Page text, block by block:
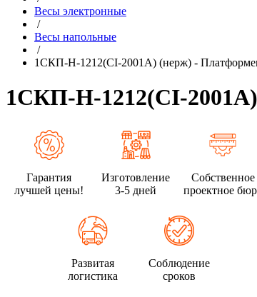
Весы электронные
/
Весы напольные
/
1СКП-Н-1212(CI-2001A) (нерж) -
1СКП-Н-1212(CI-
Гарантия
лучшей цены!
Изготовление
3-5 дней
Собственное
проектное
Развитая
логистика
Соблюдение
сроков